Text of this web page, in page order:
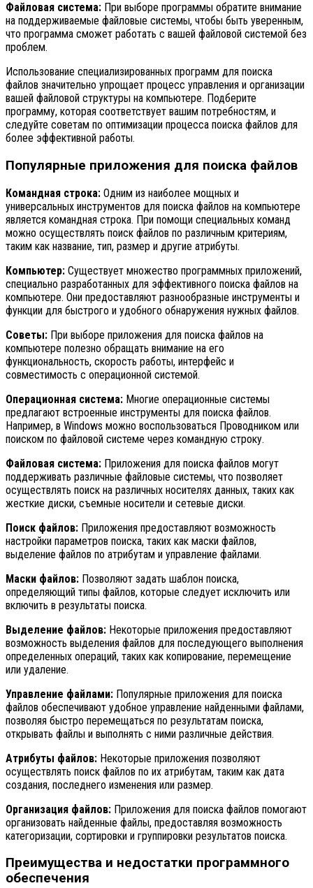
Файловая система: При выборе программы обратите внимание
на поддерживаемые файловые системы, чтобы быть уверенным,
что программа сможет работать с вашей файловой системой без
проблем.
Использование специализированных программ для поиска
файлов значительно упрощает процесс управления и организации
вашей файловой структуры на компьютере. Подберите
программу, которая соответствует вашим потребностям, и
следуйте советам по оптимизации процесса поиска файлов для
более эффективной работы.
Популярные приложения для поиска файлов
Командная строка: Одним из наиболее мощных и
универсальных инструментов для поиска файлов на компьютере
является командная строка. При помощи специальных команд
можно осуществлять поиск файлов по различным критериям,
таким как название, тип, размер и другие атрибуты.
Компьютер: Существует множество программных приложений,
специально разработанных для эффективного поиска файлов на
компьютере. Они предоставляют разнообразные инструменты и
функции для быстрого и удобного обнаружения нужных файлов.
Советы: При выборе приложения для поиска файлов на
компьютере полезно обращать внимание на его
функциональность, скорость работы, интерфейс и
совместимость с операционной системой.
Операционная система: Многие операционные системы
предлагают встроенные инструменты для поиска файлов.
Например, в Windows можно воспользоваться Проводником или
поиском по файловой системе через командную строку.
Файловая система: Приложения для поиска файлов могут
поддерживать различные файловые системы, что позволяет
осуществлять поиск на различных носителях данных, таких как
жесткие диски, съемные носители и сетевые диски.
Поиск файлов: Приложения предоставляют возможность
настройки параметров поиска, таких как маски файлов,
выделение файлов по атрибутам и управление файлами.
Маски файлов: Позволяют задать шаблон поиска,
определяющий типы файлов, которые следует исключить или
включить в результаты поиска.
Выделение файлов: Некоторые приложения предоставляют
возможность выделения файлов для последующего выполнения
определенных операций, таких как копирование, перемещение
или удаление.
Управление файлами: Популярные приложения для поиска
файлов обеспечивают удобное управление найденными файлами,
позволяя быстро перемещаться по результатам поиска,
открывать файлы и выполнять с ними различные действия.
Атрибуты файлов: Некоторые приложения позволяют
осуществлять поиск файлов по их атрибутам, таким как дата
создания, последнего изменения или размер.
Организация файлов: Приложения для поиска файлов помогают
организовать найденные файлы, предоставляя возможность
категоризации, сортировки и группировки результатов поиска.
Преимущества и недостатки программного
обеспечения